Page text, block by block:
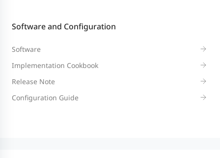
Software and Configuration
Software
Implementation Cookbook
Release Note
Configuration Guide